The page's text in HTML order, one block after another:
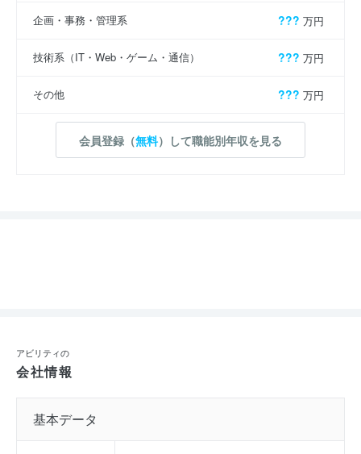
企画・事務・管理系 ??? 万円
技術系（IT・Web・ゲーム・通信） ??? 万円
その他 ??? 万円
会員登録（無料）して職能別年収を見る
アビリティの
会社情報
基本データ